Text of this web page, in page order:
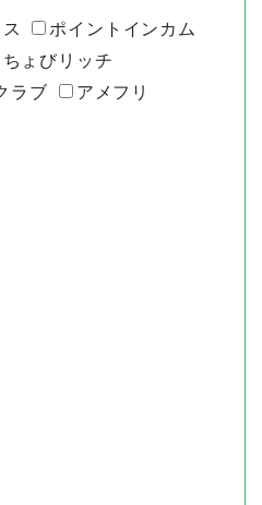
ポイントインカム
ちょびリッチ
ラブ
アメフリ